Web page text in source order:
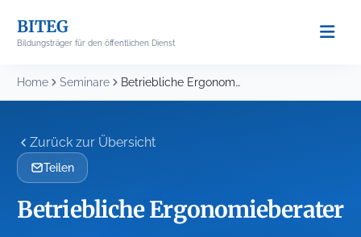
content
BITEG
Bildungsträger für den öffentlichen Dienst
Home Seminare Betriebliche Ergonomieberater
Zurück zur Übersicht
Teilen
Betriebliche Ergonomieberater